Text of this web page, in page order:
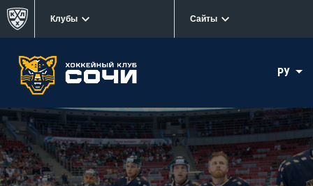
Клубы Сайты
РУ